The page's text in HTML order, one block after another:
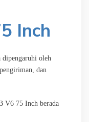
Inch
dipengaruhi oleh
dan
V6 75 Inch berada